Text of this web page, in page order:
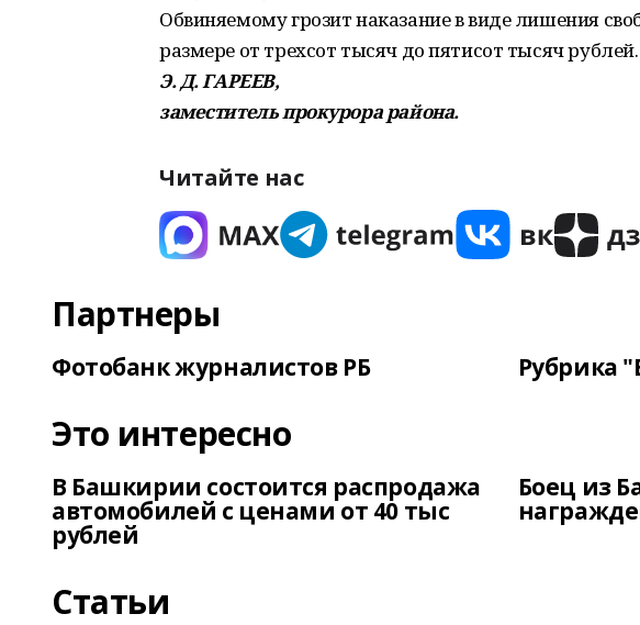
Обвиняемому грозит наказание в виде лишения
размере от трехсот тысяч до пятисот тысяч рублей.
Э. Д. ГАРЕЕВ,
заместительпрокурора района.
Читайте нас
Партнеры
Фотобанк журналистов РБ Рубрика
Это интересно
В Башкирии состоится распродажа
автомобилей с ценами от 40 тыс
рублей
Боец из
Статьи